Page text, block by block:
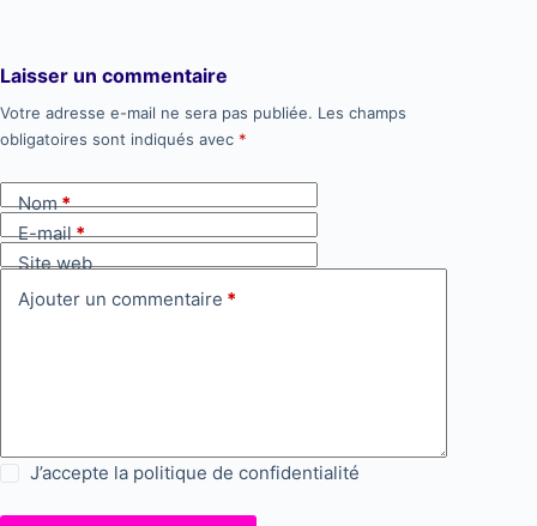
Laisser un commentaire
Votre adresse e-mail ne sera pas publiée. Les champs
obligatoires sont indiqués avec *
Nom*
E-mail*
Site web
Ajouter un commentaire *
J’accepte la politique de confidentialité
A
l
e
r
n